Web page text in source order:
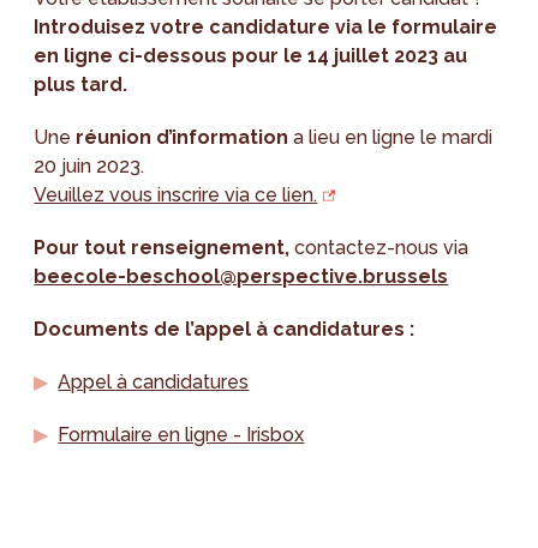
Introduisez votre candidature via le formulaire
en ligne ci-dessous pour le 14 juillet 2023 au
plus tard.
Une réunion d’information a lieu en ligne le mardi
20 juin 2023.
Veuillez vous inscrire via ce lien.
Pour tout renseignement, contactez-nous via
beecole-beschool@perspective.brussels
Documents de l’appel à candidatures :
Appel à candidatures
Formulaire en ligne - Irisbox